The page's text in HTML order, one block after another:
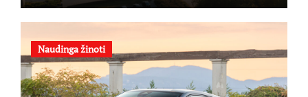
Naudinga žinoti